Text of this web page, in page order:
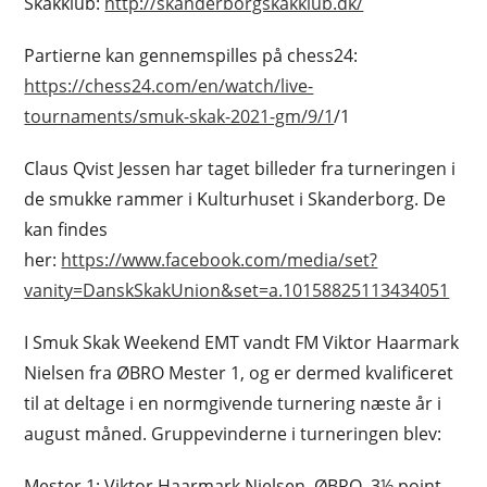
Partierne kan gennemspilles på chess24:
https://chess24.com/en/watch/live-
tournaments/smuk-skak-2021-gm/9/1/1
Claus Qvist Jessen har taget billeder fra turneringen i
de smukke rammer i Kulturhuset i Skanderborg. De
kan findes
her: https://www.facebook.com/media/set?
vanity=DanskSkakUnion&set=a.10158825113434051
I Smuk Skak Weekend EMT vandt FM Viktor Haarmark
Nielsen fra ØBRO Mester 1, og er dermed kvalificeret
til at deltage i en normgivende turnering næste år i
august måned. Gruppevinderne i turneringen blev: